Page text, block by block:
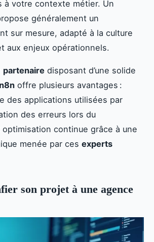
à votre contexte métier. Un
généralement un
sur mesure, adapté à la culture
aux enjeux opérationnels.
partenaire disposant d’une solide
n8n offre plusieurs avantages :
des applications utilisées par
des erreurs lors du
continue grâce à une
menée par ces experts
son projet à une agence